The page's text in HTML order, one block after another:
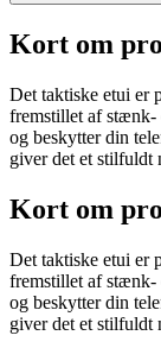
Kort om
Det taktiske etui er
fremstillet af stænk-
og beskytter din
giver det et stilfuldt
Kort om
Det taktiske etui er
fremstillet af stænk-
og beskytter din
giver det et stilfuldt